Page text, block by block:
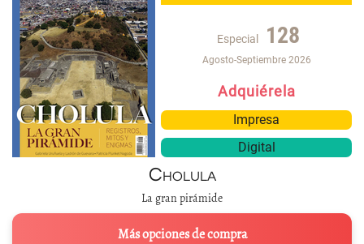
Especial 128
Agosto-Septiembre 2026
Adquiérela
Impresa
Digital
Cholula
La gran pirámide
Más opciones de compra